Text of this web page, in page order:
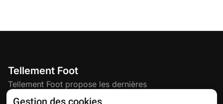
Tellement Foot
Tellement Foot propose les dernières
actualités et nouveautés créatives dédiées
Gestion des cookies